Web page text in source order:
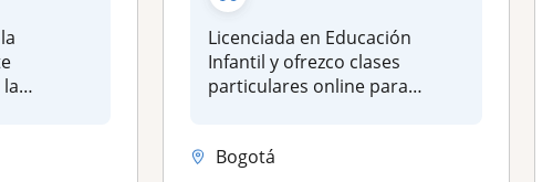
Licenciada en Educación
Infantil y ofrezco clases
particulares online para
Bogotá